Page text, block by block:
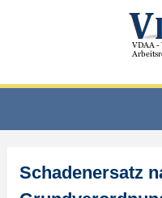
Schadenersatz